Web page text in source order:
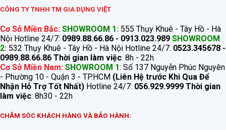
CÔNG TY TNHH TM GIA DỤNG VIỆT
Cơ Sở Miền Bắc: SHOWROOM 1: 555 Thụy Khuê - Tây Hồ - Hà
Nội Hotline 24/7: 0989.88.66.86 - 0913.023.989 SHOWROOM
2: 532 Thụy Khuê - Tây Hồ - Hà Nội Hotline 24/7: 0523.345678 -
0989.88.66.86 Thời gian làm việc: 8h - 22h
Cơ Sở Miền Nam: SHOWROOM 1: Số 137 Nguyễn Phúc Nguyên
- Phường 10 - Quận 3 - TP.HCM (Liên Hệ trước Khi Qua Để
Nhận Hỗ Trợ Tốt Nhất) Hotline 24/7: 056.929.9999 Thời gian
làm việc: 8h30 - 22h
CHĂM SÓC KHÁCH HÀNG VÀ BẢO HÀNH: